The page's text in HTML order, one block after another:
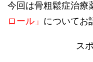
今回は骨粗鬆症治療
ロール」 についてお
ス